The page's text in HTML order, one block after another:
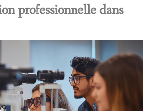
professionnelle dans